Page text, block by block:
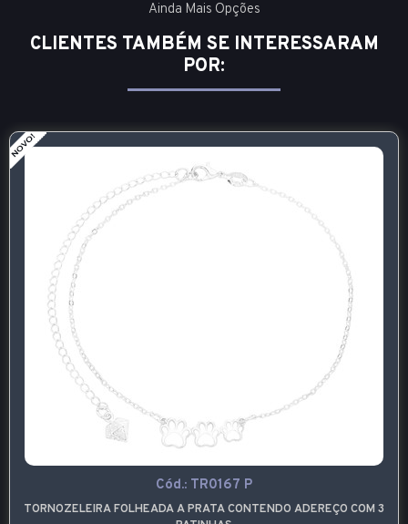
Ainda Mais Opções
CLIENTES TAMBÉM SE INTERESSARAM
POR:
Cód.: TR0167 P
TORNOZELEIRA FOLHEADA A PRATA CONTENDO ADEREÇO COM 3